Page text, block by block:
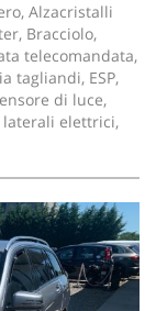
Alzacristalli
Bracciolo,
telecomandata,
tagliandi, ESP,
di luce,
laterali elettrici,